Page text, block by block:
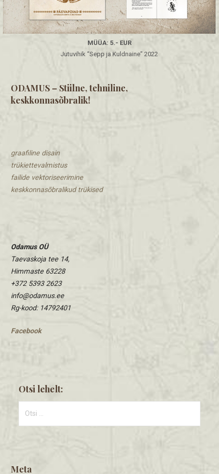
MÜÜA: 5.- EUR
Jutuvihik “Sepp ja Kuldnaine” 2022
ODAMUS – Stiilne, tehniline,
keskkonnasõbralik!
graafiline disain
trükiettevalmistus
​failide vektoriseerimine
keskkonnasõbralikud trükised
Odamus OÜ
Taevaskoja tee 14,
Himmaste 63228
+372 5393 2623
info@odamus.ee
Rg-kood: 14792401
Facebook
Otsi lehelt:
Meta